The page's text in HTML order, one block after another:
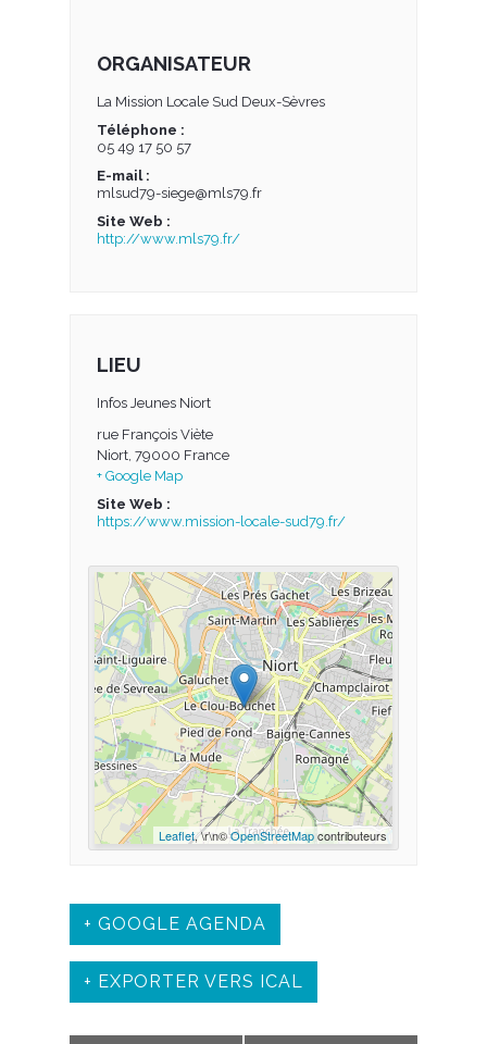
ORGANISATEUR
La Mission Locale Sud Deux-Sèvres
Téléphone :
05 49 17 50 57
E-mail :
mlsud79-siege@mls79.fr
Site Web :
http://www.mls79.fr/
LIEU
Infos Jeunes Niort
rue François Viète
Niort 79000 France
+ Google Map
Site Web :
https://www.mission-locale-sud79.fr/
Leaflet, \r\n©OpenStreetMapcontributeurs
+ GOOGLE AGENDA
+ EXPORTER VERS ICAL